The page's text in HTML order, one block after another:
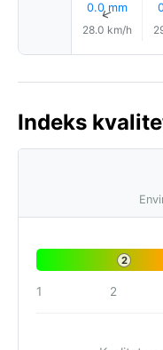
0.0 mm
↑
28.0 km/h
Indeks
2
1 2